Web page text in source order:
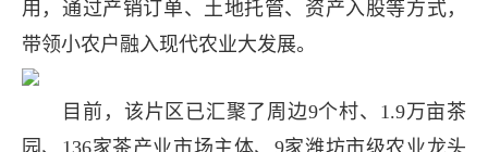
用，通过产销订单、土地托管、资产入股等方式，
带领小农户融入现代农业大发展。
目前，该片区已汇聚了周边9个村、1.9万亩茶
园、136家茶产业市场主体、9家潍坊市级农业龙头